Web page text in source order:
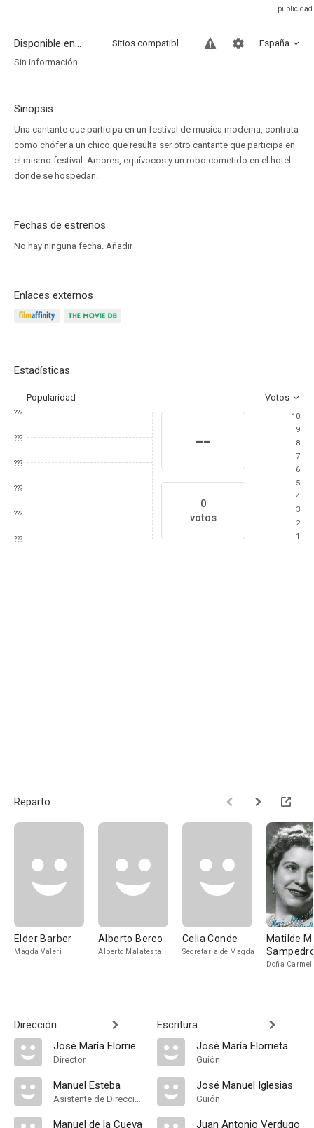
Disponible en... España
Sitios compatibles
Sin información
Sinopsis
Una cantante que participa en un festival de música moderna, contrata
como chófer a un chico que resulta ser otro cantante que participa en
el mismo festival. Amores, equívocos y un robo cometido en el hotel
donde se hospedan.
Fechas de estrenos
No hay ninguna fecha. Añadir
Enlaces externos
Estadísticas
Popularidad Votos
???
???
???
???
???
???
--
0
votos
10
9
8
7
6
5
4
3
2
1
Reparto
Elder Barber
Magda Valeri
Alberto Berco
Alberto Malatesta
Celia Conde
Secretaria de Magda
Matilde
Doña
Dirección
José María Elorrieta
Director
Manuel Esteba
Asistente de Dirección
Manuel de la Cueva
Escritura
José María Elorrieta
Guión
José Manuel Iglesias
Guión
Juan Antonio Verdugo